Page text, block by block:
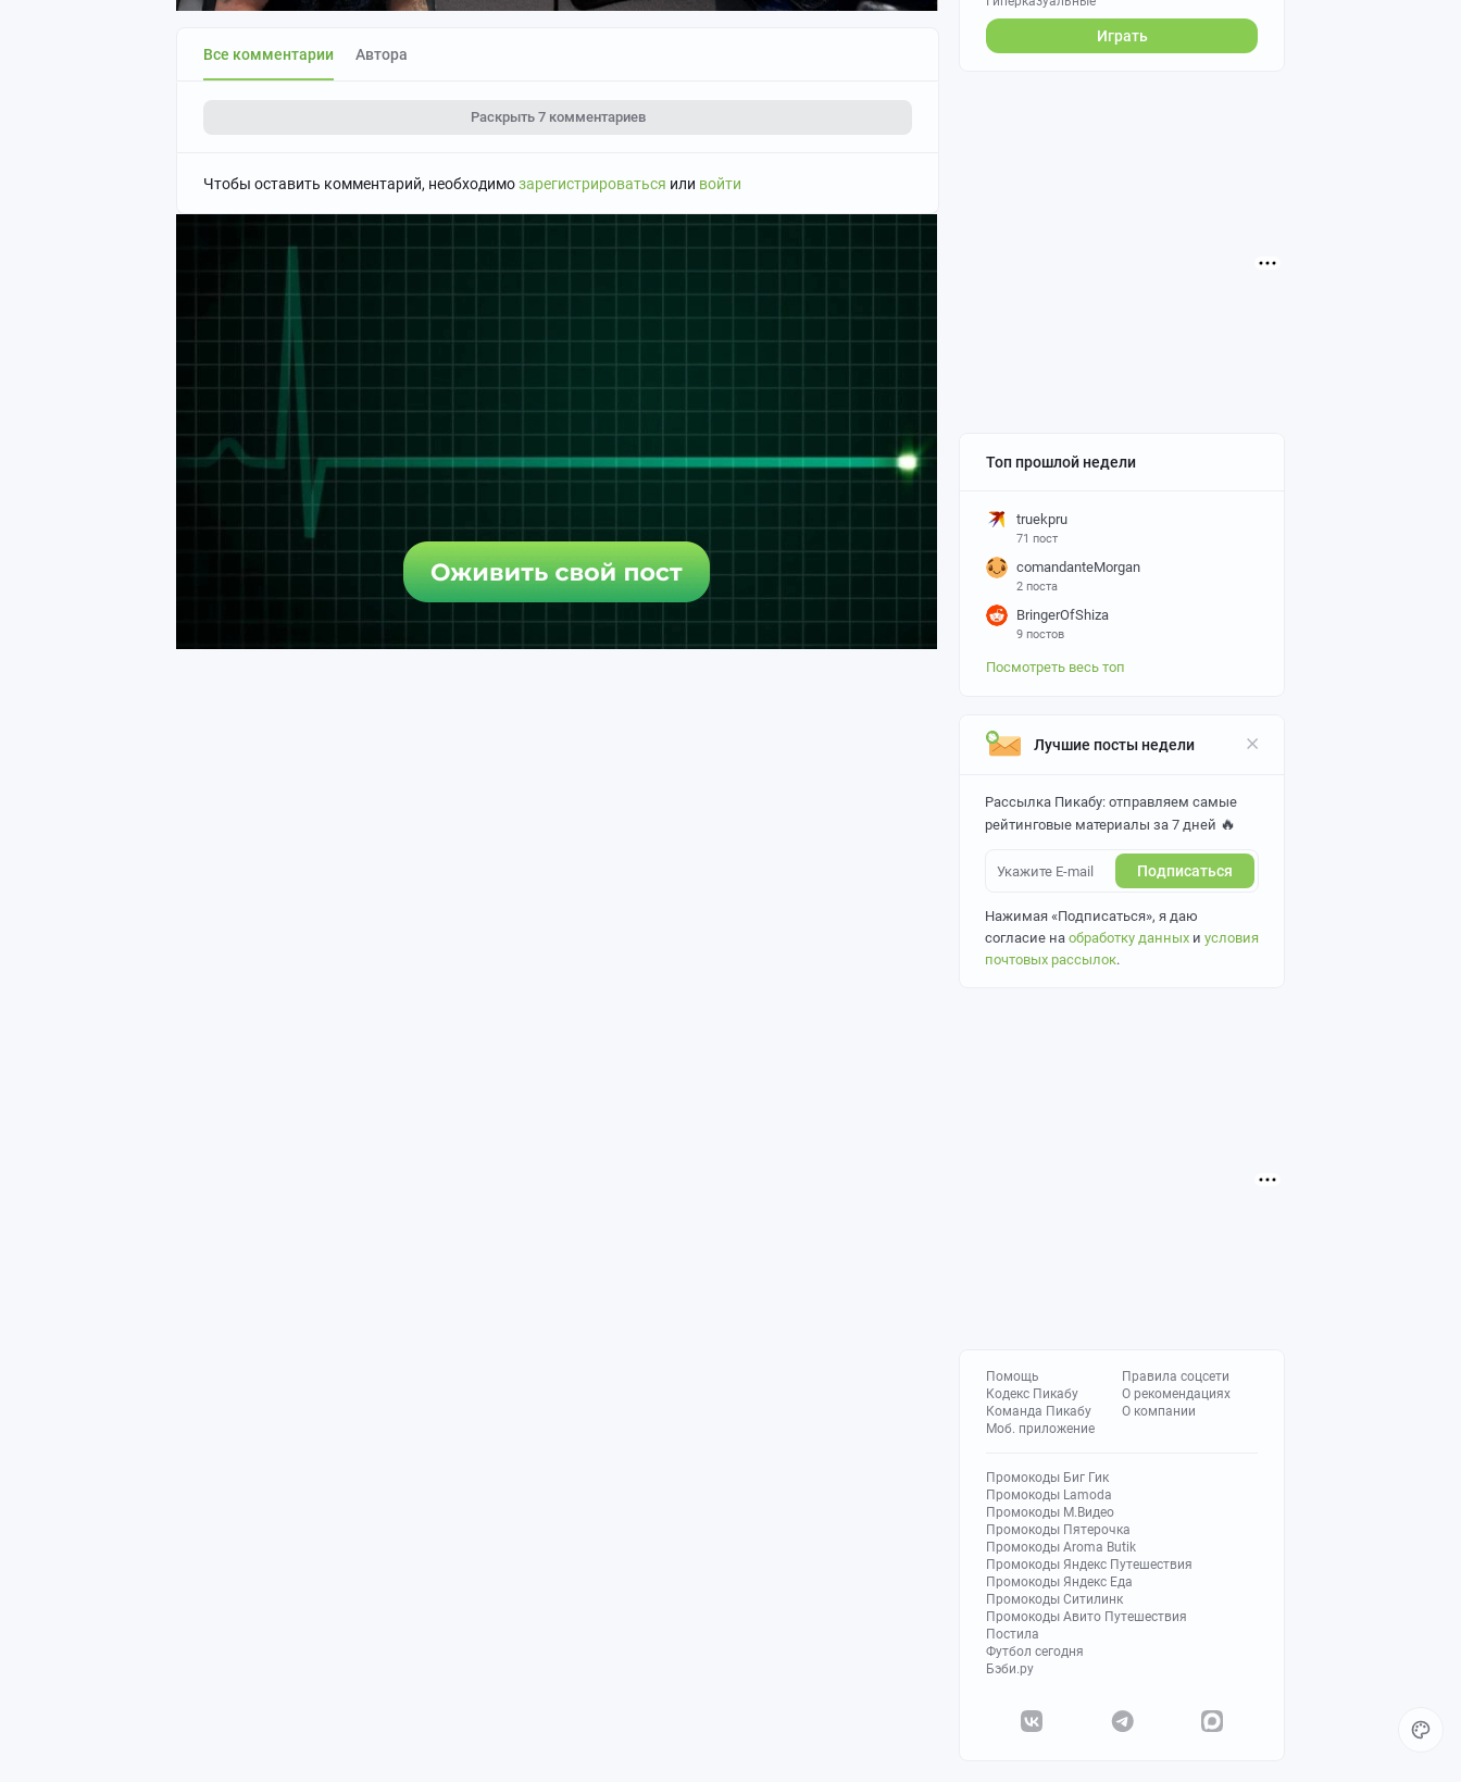
Играть
Топ прошлой недели
truekpru
71 пост
comandanteMorgan
2 поста
BringerOfShiza
9 постов
Посмотреть весь топ
Лучшие посты недели
Рассылка Пикабу: отправляем самые
рейтинговые материалы за 7 дней 🔥
Подписаться
Нажимая «Подписаться», я даю
согласие на обработку данных и условия
почтовых рассылок.
Помощь
Кодекс Пикабу
Команда Пикабу
Моб. приложение
Правила соцсети
О рекомендациях
О компании
Промокоды Биг Гик
Промокоды Lamoda
Промокоды М.Видео
Промокоды Пятерочка
Промокоды Aroma Butik
Промокоды Яндекс Путешествия
Промокоды Яндекс Еда
Промокоды Ситилинк
Промокоды Авито Путешествия
Постила
Футбол сегодня
Бэби.ру
Все комментарии Автора
Раскрыть 7 комментариев
Чтобы оставить комментарий, необходимозарегистрироваться или войти